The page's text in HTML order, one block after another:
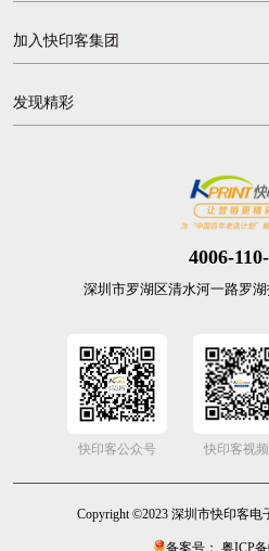
4006-
深圳市罗湖区清水河一路罗
快印客公众号 快印客视
加入快印客集团
发现精彩
Copyright ©2023 深圳市快印客
备案号： 粤ICP备